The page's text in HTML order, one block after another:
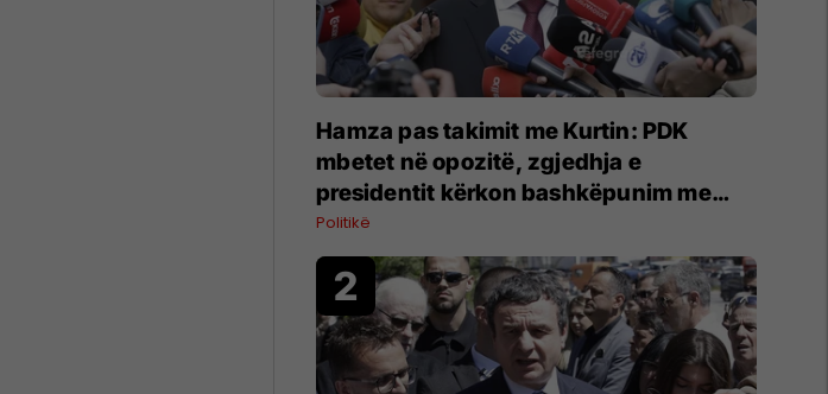
Hamza pas takimit me Kurtin: PDK
mbetet në opozitë, zgjedhja e
presidentit kërkon bashkëpunim me
LVV-në
Politikë